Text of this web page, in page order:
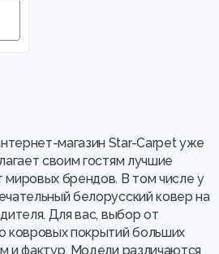
магазин Star-Carpet уже
своим гостям лучшие
мировых брендов. В том числе у
белорусский ковер на
Для вас, выбор от
ковровых покрытий больших
и фактур. Модели различаются